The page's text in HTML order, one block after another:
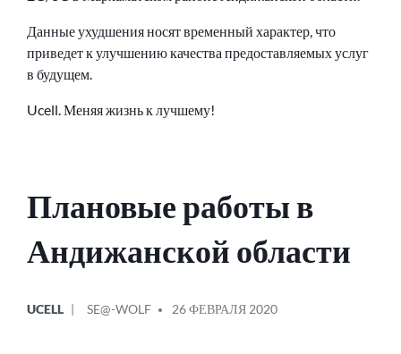
Данные ухудшения носят временный характер, что
приведет к улучшению качества предоставляемых услуг
в будущем.
Ucell. Меняя жизнь к лучшему!
Плановые работы в
Андижанской области
В
UCELL
ОТ
SE@-WOLF 26 ФЕВРАЛЯ 2020